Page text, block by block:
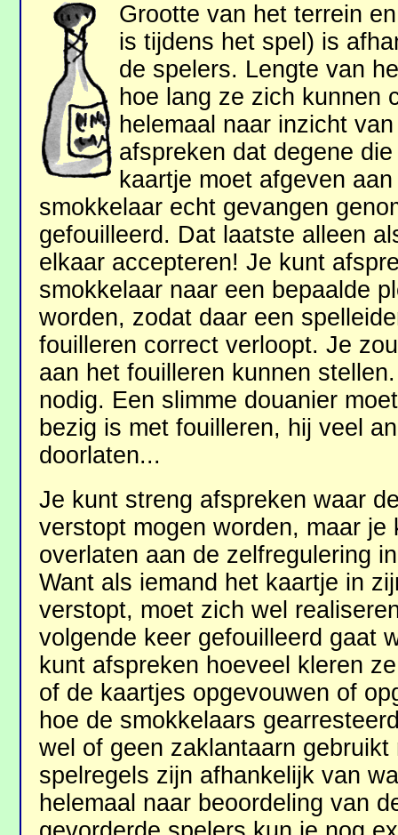
Grootte van het terrein
is tijdens het spel) is
de spelers. Lengte van
hoe lang ze zich kunnen
helemaal naar inzicht
afspreken dat degene
kaartje moet afgeven
smokkelaar echt gevangen
gefouilleerd. Dat laatste alleen
elkaar accepteren! Je kunt
smokkelaar naar een bepaalde
worden, zodat daar een
fouilleren correct verloopt. Je
aan het fouilleren kunnen
nodig. Een slimme douanier
bezig is met fouilleren, hij veel
doorlaten...
Je kunt streng afspreken waar
verstopt mogen worden, maar je
overlaten aan de zelfregulering
Want als iemand het kaartje in
verstopt, moet zich wel
volgende keer gefouilleerd gaat
kunt afspreken hoeveel kleren
of de kaartjes opgevouwen of
hoe de smokkelaars
wel of geen zaklantaarn
spelregels zijn afhankelijk van
helemaal naar beoordeling van